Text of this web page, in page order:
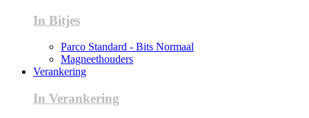
In Bitjes
Parco Standard - Bits Normaal
Magneethouders
Verankering
In Verankering